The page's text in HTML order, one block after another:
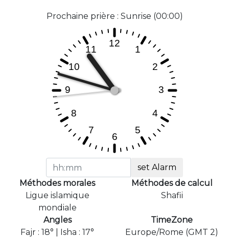
Prochaine prière : Sunrise (00:00)
set Alarm
Méthodes morales
Ligue islamique
mondiale
Méthodes de calcul
Shafii
Angles
Fajr : 18° | Isha : 17°
TimeZone
Europe/Rome (GMT 2)